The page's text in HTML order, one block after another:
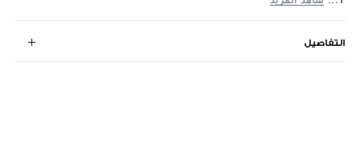
التفاصيل